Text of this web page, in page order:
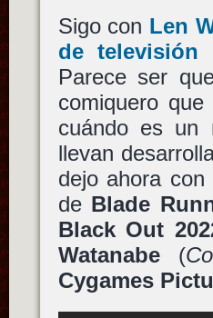
Sigo con Len
de
Parece ser
comiquero
cuándo es un
llevan
dejo ahora
de Blade
Black Out
Watanabe(
Cygames